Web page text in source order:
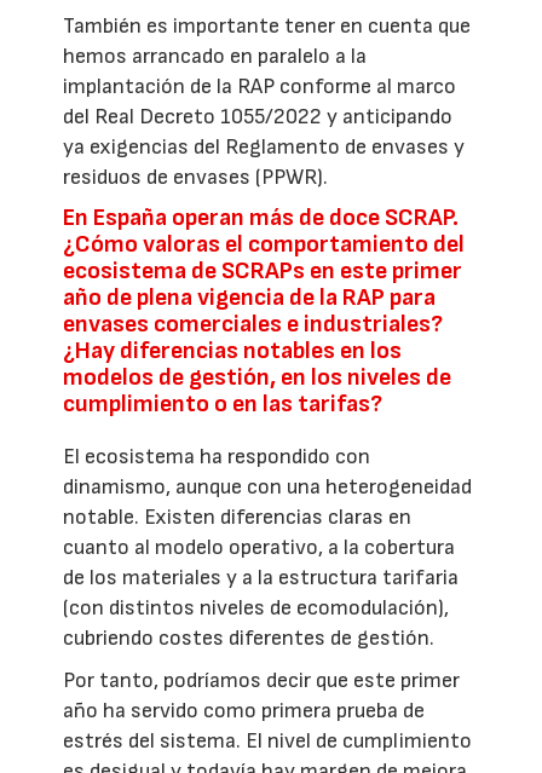
También es importante tener en cuenta que
hemos arrancado en paralelo a la
implantación de la RAP conforme al marco
del Real Decreto 1055/2022 y anticipando
ya exigencias del Reglamento de envases y
residuos de envases (PPWR).
En España operan más de doce SCRAP.
¿Cómo valoras el comportamiento del
ecosistema de SCRAPs en este primer
año de plena vigencia de la RAP para
envases comerciales e industriales?
¿Hay diferencias notables en los
modelos de gestión, en los niveles de
cumplimiento o en las tarifas?
El ecosistema ha respondido con
dinamismo, aunque con una heterogeneidad
notable. Existen diferencias claras en
cuanto al modelo operativo, a la cobertura
de los materiales y a la estructura tarifaria
(con distintos niveles de ecomodulación),
cubriendo costes diferentes de gestión.
Por tanto, podríamos decir que este primer
año ha servido como primera prueba de
estrés del sistema. El nivel de cumplimiento